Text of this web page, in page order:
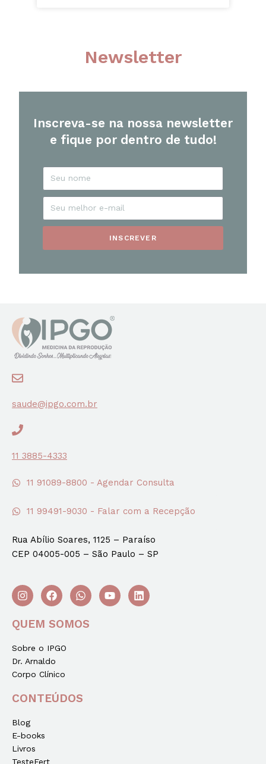
Newsletter
Inscreva-se na nossa newsletter
e fique por dentro de tudo!
INSCREVER
saude@ipgo.com.br
11 3885-4333
11 91089-8800 - Agendar Consulta
11 99491-9030 - Falar com a Recepção
Rua Abílio Soares, 1125 – Paraíso
CEP 04005-005 – São Paulo – SP
QUEM SOMOS
Sobre o IPGO
Dr. Arnaldo
Corpo Clínico
CONTEÚDOS
Blog
E-books
Livros
TesteFert